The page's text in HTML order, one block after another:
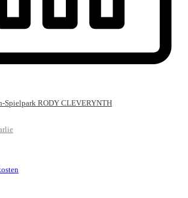
Spielpark RODY CLEVERYNTH